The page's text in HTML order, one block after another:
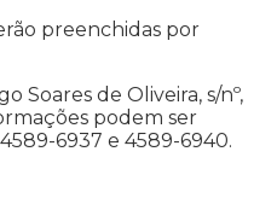
preenchidas por
Soares de Oliveira, s/nº,
podem ser
6937 e 4589-6940.